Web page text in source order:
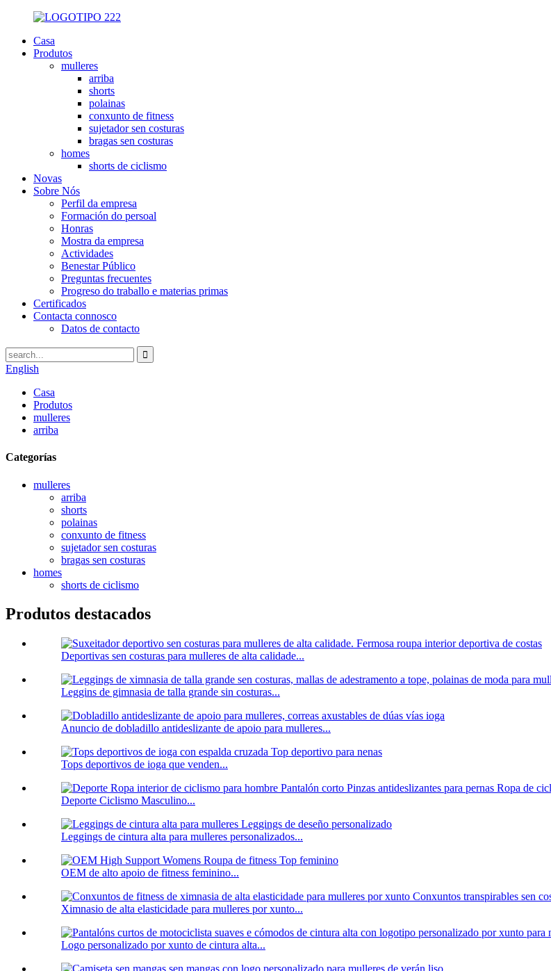
Casa
Produtos
mulleres
arriba
shorts
polainas
conxunto de fitness
sujetador sen costuras
bragas sen costuras
homes
shorts de ciclismo
Novas
Sobre Nós
Perfil da empresa
Formación do persoal
Honras
Mostra da empresa
Actividades
Benestar Público
Preguntas frecuentes
Progreso do traballo e materias primas
Certificados
Contacta connosco
Datos de contacto
English
Casa
Produtos
mulleres
arriba
Categorías
mulleres
arriba
shorts
polainas
conxunto de fitness
sujetador sen costuras
bragas sen costuras
homes
shorts de ciclismo
Produtos destacados
Deportivas sen costuras para mulleres de alta calidade...
Leggins de gimnasia de talla grande sin costuras...
Anuncio de dobladillo antideslizante de apoio para mulleres...
Tops deportivos de ioga que venden...
Deporte Ciclismo Masculino...
Leggings de cintura alta para mulleres personalizados...
OEM de alto apoio de fitness feminino...
Ximnasio de alta elasticidade para mulleres por xunto...
Logo personalizado por xunto de cintura alta...